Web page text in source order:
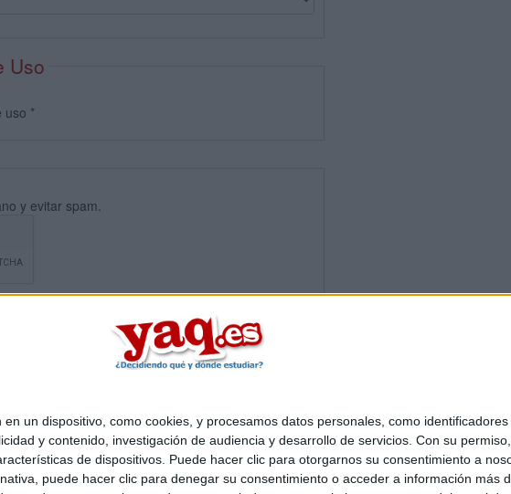
un dispositivo, como cookies, y procesamos datos personales, como
y contenido, investigación de audiencia y desarrollo de servicios. Con su
de dispositivos. Puede hacer clic para otorgarnos su consentimiento a
puede hacer clic para denegar su consentimiento o acceder a información más
Uso
uso *
y evitar spam.
Quiénes somos |Contactar| Anúnciate
|Politica de privacidad|Condiciones generales|Política de cookies